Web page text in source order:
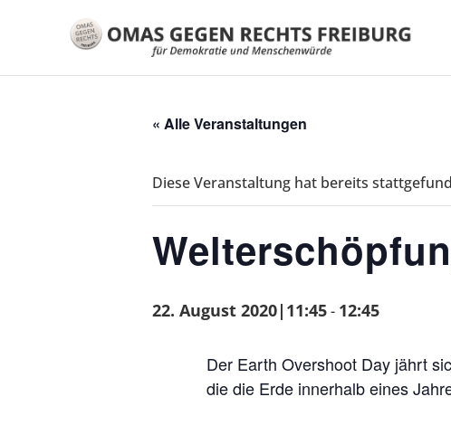
« Alle Veranstaltungen
Diese Veranstaltung hat bereits
22. August 2020|11:45- 12:45
Der Earth Overshoot Day jährt
die die Erde innerhalb eines